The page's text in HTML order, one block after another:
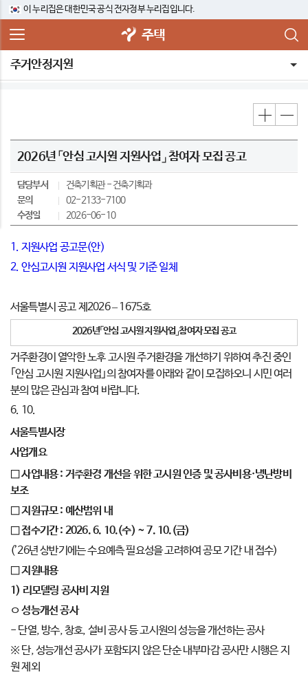
이 누리집은 대한민국 공식 전자정부 누리집입니다.
주택
주거안정지원
2026년 「안심 고시원 지원사업」 참여자 모집 공고
담당부서 건축기획관
건축기획과
문의
02-2133-7100
수정일
2026-06-10
1. 지원사업 공고문(안)
2. 안심고시원 지원사업 서식 및 기준 일체
서울특별시 공고 제2026 – 1675호
2026년「안심 고시원 지원사업 」참여자 모집 공고
거주환경이 열악한 노후 고시원 주거환경을 개선하기 위하여 추진 중인
｢안심 고시원 지원사업｣의 참여자를 아래와 같이 모집하오니 시민 여러
분의 많은 관심과 참여 바랍니다.
6. 10.
서울특별시장
사업개요
□사업내용: 거주환경 개선을 위한 고시원 인증 및 공사비용·냉난방비
보조
□지원규모: 예산범위 내
□접수기간: 2026. 6. 10.(수) ~ 7. 10.(금)
(’26년 상반기에는 수요예측 필요성을 고려하여 공모 기간 내 접수)
□지원내용
1) 리모델링 공사비 지원
ㅇ성능개선 공사
- 단열, 방수, 창호, 설비 공사 등 고시원의 성능을 개선하는 공사
※ 단, 성능개선 공사가 포함되지 않은 단순 내부마감 공사만 시행은 지
원 제외